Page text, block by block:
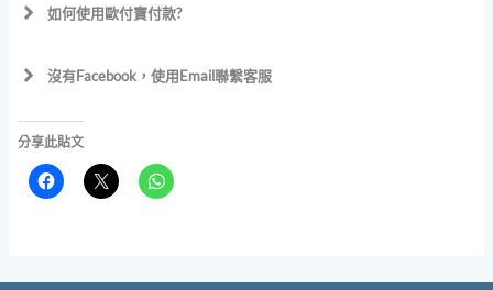
課程三天內取消，因花材預留恕無法退款，可更改課程時間
如何使用歐付寶付款?
沒有Facebook，使用Email聯繫客服
Email 信箱 (必)
分享此貼文